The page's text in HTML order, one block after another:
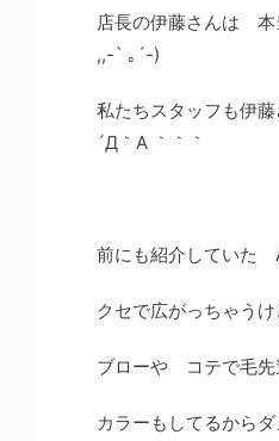
店長の伊藤さんは 本
,,-` ｡´-)
私たちスタッフも伊
´Д｀A ｀｀｀
前にも紹介していた
クセで広がっちゃう
ブローや コテで毛先
カラーもしてるから